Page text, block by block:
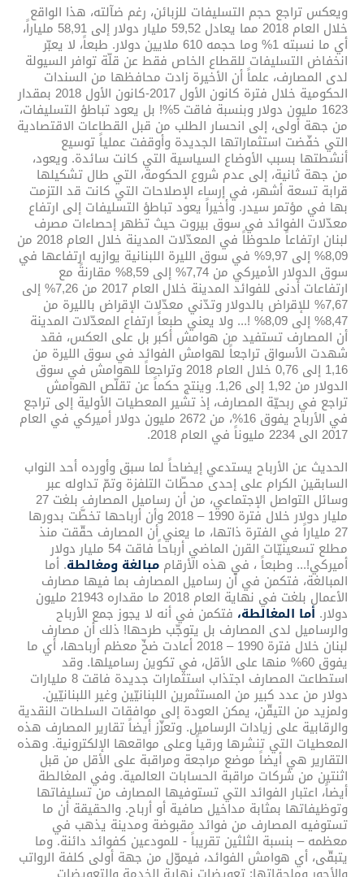
ويعكس تراجع حجم التسليفات للزبائن، رغم ضآلته، هذا الواقع
خلال العام 2018 مما يعادل 59,52 مليار دولار إلى 58,91 ملياراً،
أي ما نسبته 1% وما حجمه 610 ملايين دولار. طبعاً، لا يعبّر
انخفاض التسليفات للقطاع الخاص فقط عن قلّة توافر السيولة
لدى المصارف، علماً أن الأخيرة زادت محافظها من السندات
الحكومية خلال فترة كانون الأول 2017-كانون الأول 2018 بمقدار
1623 مليون دولار وبنسبة فاقت 5%! بل يعود تباطؤ التسليفات،
من جهة أولى، إلى انحسار الطلب من قبل القطاعات الاقتصادية
التي خفّضت استثماراتها الجديدة وأوقفت عملياً توسيع
أنشطتها بسبب الأوضاع السياسية التي كانت سائدة. ويعود،
من جهة ثانية، إلى عدم شروع الحكومة، التي طال تشكيلها
قرابة تسعة أشهر، في إرساء الإصلاحات التي كانت قد التزمت
بها في مؤتمر سيدر. وأخيراً يعود تباطؤ التسليفات إلى ارتفاع
معدّلات الفوائد في سوق بيروت حيث تظهر إحصاءات مصرف
لبنان ارتفاعاً ملحوظاً في المعدّلات المدينة خلال العام 2018 من
8,09% إلى 9,97% في سوق الليرة اللبنانية يوازيه ارتفاعها في
سوق الدولار الأميركي من 7,74% إلى 8,59% مقارنةً مع
ارتفاعات أدنى للفوائد المدينة خلال العام 2017 من 7,26% إلى
7,67% للإقراض بالدولار وتدّني معدّلات الإقراض بالليرة من
8,47% إلى 8,09% !... ولا يعني طبعاً ارتفاع المعدّلات المدينة
أن المصارف تستفيد من هوامش أكبر بل على العكس، فقد
شهدت الأسواق تراجعاً لهوامش الفوائد في سوق الليرة من
1,16 إلى 0,76 خلال العام 2018 وتراجعاً للهوامش في سوق
الدولار من 1,92 إلى 1,26. وينتج حكماً عن تقلّص الهوامش
تراجع في ربحيّة المصارف، إذ تشير المعطيات الأولية إلى تراجع
في الأرباح يفوق 16%، من 2672 مليون دولار أميركي في العام
2017 الى 2234 مليوناً في العام 2018.
الحديث عن الأرباح يستدعي إيضاحاً لما سبق وأورده أحد النواب
السابقين الكرام على إحدى محطّات التلفزة وتمّ تداوله عبر
وسائل التواصل الإجتماعي، من أن رساميل المصارف بلغت 27
مليار دولار خلال فترة 1990 – 2018 وأن أرباحها تخطَّت بدورها
27 ملياراً في الفترة ذاتها، ما يعني أن المصارف حقّقت منذ
مطلع تسعينيّات القرن الماضي أرباحاً فاقت 54 مليار دولار
أميركي!... وطبعاً ، في هذه الأرقام مبالغة ومغالطة. أما
المبالغة، فتكمن في أن رساميل المصارف بما فيها مصارف
الأعمال بلغت في نهاية العام 2018 ما مقداره 21943 مليون
دولار. أما المغالطة، فتكمن في أنه لا يجوز جمع الأرباح
والرساميل لدى المصارف بل يتوجّب طرحها! ذلك أن مصارف
لبنان خلال فترة 1990 – 2018 أعادت ضخّ معظم أرباحها، أي ما
يفوق 60% منها على الأقل، في تكوين رساميلها. وقد
استطاعت المصارف اجتذاب استثمارات جديدة فاقت 8 مليارات
دولار من عدد كبير من المستثمرين اللبنانيّين وغير اللبنانيّين.
ولمزيد من التيقّن، يمكن العودة إلى موافقات السلطات النقدية
والرقابية على زيادات الرساميل. وتعزّز أيضاً تقارير المصارف هذه
المعطيات التي تنشرها ورقياً وعلى مواقعها الإلكترونية. وهذه
التقارير هي أيضاً موضع مراجعة ومراقبة على الأقل من قبل
اثنتين من شركات مراقبة الحسابات العالمية. وفي المغالطة
أيضاً، اعتبار الفوائد التي تستوفيها المصارف من تسليفاتها
وتوظيفاتها بمثابة مداخيل صافية أو أرباح. والحقيقة أن ما
تستوفيه المصارف من فوائد مقبوضة ومدينة يذهب في
معظمه – بنسبة الثلثين تقريباً - للمودعين كفوائد دائنة. وما
يتبقّى، أي هوامش الفوائد، فيموّل من جهة أولى كلفة الرواتب